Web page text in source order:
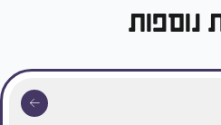
נוספות